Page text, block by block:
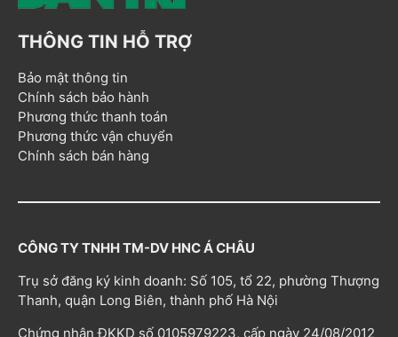
THÔNG TIN HỖ TRỢ
Bảo mật thông tin
Chính sách bảo hành
Phương thức thanh toán
Phương thức vận chuyển
Chính sách bán hàng
CÔNG TY TNHH TM-DV HNC Á CHÂU
Trụ sở đăng ký kinh doanh: Số 105, tổ 22, phường Thượng
Thanh, quận Long Biên, thành phố Hà Nội
Chứng nhận ĐKKD số 0105979223, cấp ngày 24/08/2012